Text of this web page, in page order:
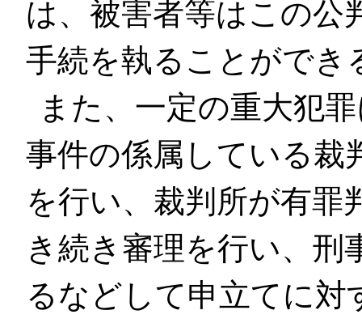
は、被害者等はこの公
手続を執ることができ
また、一定の重大犯
事件の係属している裁
を行い、裁判所が有罪
き続き審理を行い、刑
るなどして申立てに対